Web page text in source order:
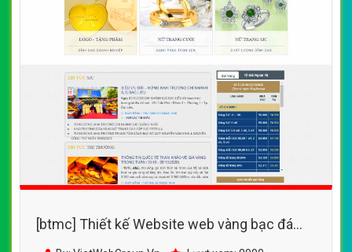
[btmc] Thiết kế Website web vàng bạc đá
quý - wwwsjccomvn